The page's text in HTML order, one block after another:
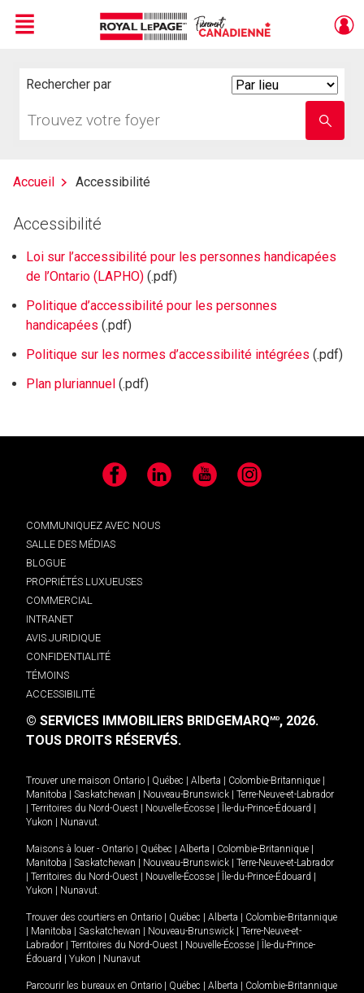
Menu
Rechercher par
votre
nom
Accueil Accessibilité
Accessibilité
Loi sur l’accessibilité pour les personnes handicapées
de l’Ontario (LAPHO) (.pdf)
Politique d’accessibilité pour les personnes
handicapées (.pdf)
Politique sur les normes d’accessibilité intégrées (.pdf)
Plan pluriannuel (.pdf)
Facebook LinkedIn YouTube Instagram
COMMUNIQUEZ AVEC NOUS
SALLE DES MÉDIAS
BLOGUE
PROPRIÉTÉS LUXUEUSES
COMMERCIAL
INTRANET
AVIS JURIDIQUE
CONFIDENTIALITÉ
TÉMOINS
ACCESSIBILITÉ
© SERVICES IMMOBILIERS BRIDGEMARQMD, 2026.
TOUS DROITS RÉSERVÉS.
Trouver une maison Ontario Québec Alberta Colombie-Britannique
Manitoba
Saskatchewan Nouveau-Brunswick
Terre-Neuve-et-Labrador
Territoires du Nord-Ouest Nouvelle-Écosse Île-du-Prince-Édouard
Yukon
Nunavut.
Maisons à louer - Ontario Québec Alberta Colombie-Britannique
Manitoba
Saskatchewan Nouveau-Brunswick
Terre-Neuve-et-Labrador
Territoires du Nord-Ouest Nouvelle-Écosse Île-du-Prince-Édouard
Yukon
Nunavut.
Trouver des courtiers en Ontario Québec Alberta
Colombie-Britannique
Manitoba Saskatchewan Nouveau-Brunswick
Terre-Neuve-et-
Labrador
Territoires du Nord-Ouest Nouvelle-Écosse
Île-du-Prince-
Édouard
Yukon Nunavut
Parcourir les bureaux en Ontario Québec Alberta
Colombie-Britannique